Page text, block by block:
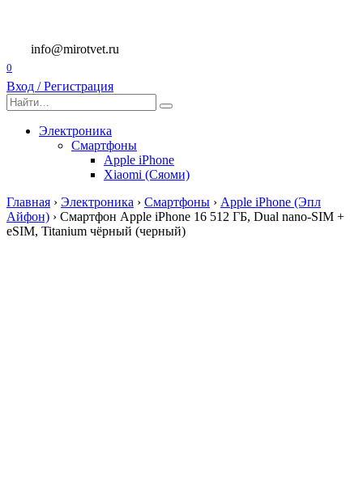
содержанию
info@mirotvet.ru
0
Вход / Регистрация
Search
for:
Электроника
Смартфоны
Apple iPhone
Xiaomi (Сяоми)
Главная › Электроника › Смартфоны › Apple iPhone (Эпл
Айфон) › Смартфон Apple iPhone 16 512 ГБ, Dual nano-SIM +
eSIM, Titanium чёрный (черный)